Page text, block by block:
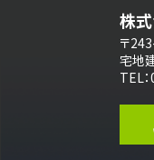
開
株
〒
宅地
TEL